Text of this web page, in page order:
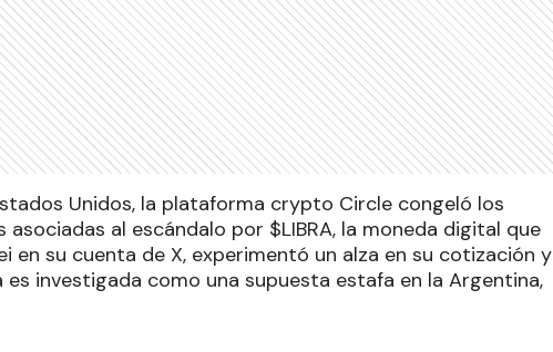
Unidos, la plataforma crypto Circle congeló los
al escándalo por $LIBRA, la moneda digital que
en su cuenta de X, experimentó un alza en su cotización y
investigada como una supuesta estafa en la Argentina,